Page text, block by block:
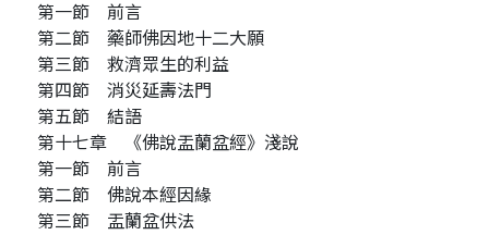
第一節 前言
第二節 藥師佛因地十二大願
第三節 救濟眾生的利益
第四節 消災延壽法門
第五節 結語
第十七章 《佛說盂蘭盆經》淺說
第一節 前言
第二節 佛說本經因緣
第三節 盂蘭盆供法